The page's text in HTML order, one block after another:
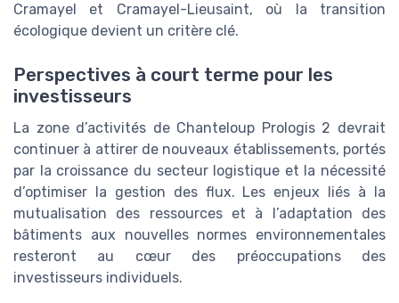
Cramayel et Cramayel-Lieusaint, où la transition
écologique devient un critère clé.
Perspectives à court terme pour les
investisseurs
La zone d’activités de Chanteloup Prologis 2 devrait
continuer à attirer de nouveaux établissements, portés
par la croissance du secteur logistique et la nécessité
d’optimiser la gestion des flux. Les enjeux liés à la
mutualisation des ressources et à l’adaptation des
bâtiments aux nouvelles normes environnementales
resteront au cœur des préoccupations des
investisseurs individuels.